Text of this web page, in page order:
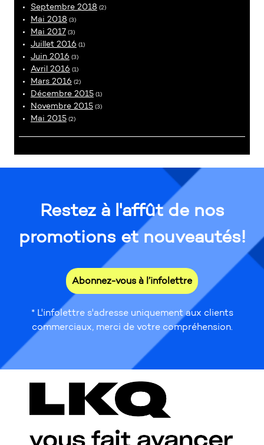
Septembre 2018 (2)
Mai 2018 (3)
Mai 2017 (3)
Juillet 2016 (1)
Juin 2016 (3)
Avril 2016 (1)
Mars 2016 (2)
Décembre 2015(1)
Novembre 2015(3)
Mai 2015(2)
Restez à l'affût de nos
promotions et nouveautés!
Abonnez-vous à l’infolettre
* L'infolettre s'adresse uniquement aux clients
commerciaux, merci de votre compréhension.